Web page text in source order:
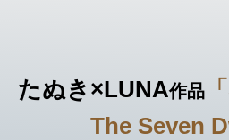
たぬき×LUNA作品
The Seven